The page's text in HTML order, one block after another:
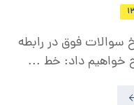
سوالات فوق در رابطه
خواهیم داد: خط ...